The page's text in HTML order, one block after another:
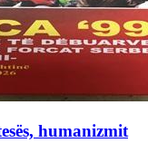
humanizmit